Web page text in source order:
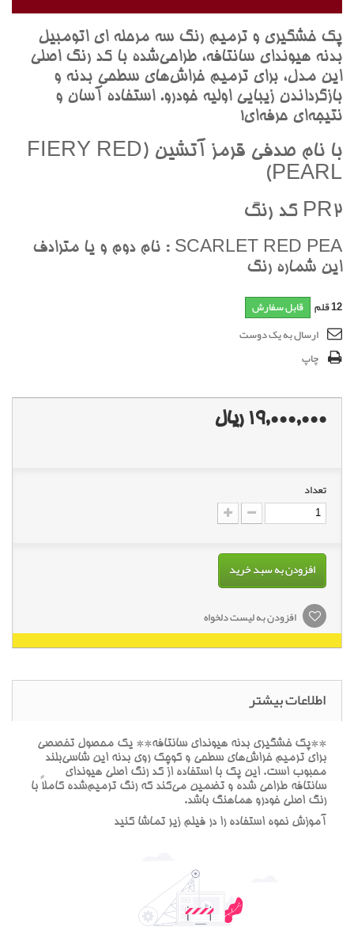
پک خشگيري و ترميم رنگ سه مرحله اي اتومبيل
بدنه هيونداي سانتافه، طراحي‌شده با کد رنگ اصلي
اين مدل، براي ترميم خراش‌هاي سطحي بدنه و
بازگرداندن زيبايي اوليه خودرو. استفاده آسان و
نتيجه‌اي حرفه‌اي!
با نام صدفي قرمز آتشين (FIERY RED
PEARL)
PR2 کد رنگ
SCARLET RED PEA : نام دوم و يا مترادف
اين شماره رنگ
12قلم قابل سفارش
ارسال به یک دوست
چاپ
19,000,000 ریال
تعداد
افزودن به سبد خرید
افزودن به لیست دلخواه
اطلاعات بیشتر
**پک خشگيري بدنه هيونداي سانتافه** يک محصول تخصصي
براي ترميم خراش‌هاي سطحي و کوچک روي بدنه اين شاسي‌بلند
محبوب است. اين پک با استفاده از کد رنگ اصلي هيونداي
سانتافه طراحي شده و تضمين مي‌کند که رنگ ترميم‌شده کاملاً با
رنگ اصلي خودرو هماهنگ باشد.
آموزش نحوه استفاده را در فيلم زير تماشا کنيد